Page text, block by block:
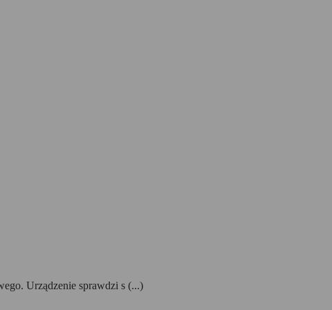
Urządzenie sprawdzi s (...)